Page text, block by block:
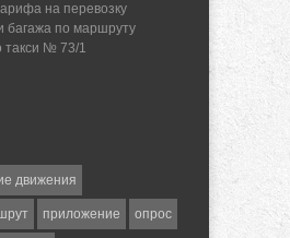
на перевозку
багажа по маршруту
такси № 73/1
движения
приложение опрос